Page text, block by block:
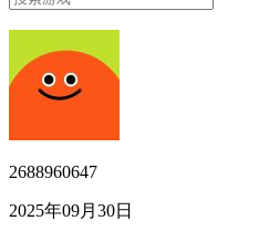
2688960647
2025年09月30日